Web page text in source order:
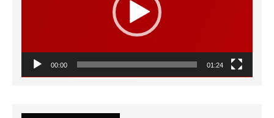
00:00 01:24